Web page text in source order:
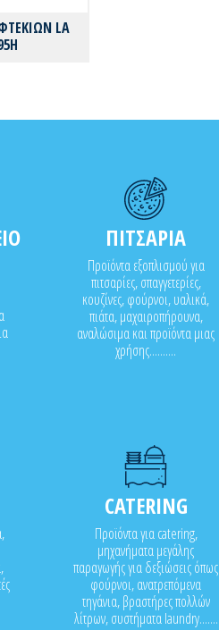
LA
ΠΙΤΣΑΡΙΑ
Προϊόντα εξοπλισμού για
πιτσαρίες, σπαγγετερίες,
κουζίνες, φούρνοι, υαλικά,
πιάτα, μαχαιροπήρουνα,
αναλώσιμα και προϊόντα μιας
χρήσης..........
CATERING
Προϊόντα για catering,
μηχανήματα μεγάλης
παραγωγής για δεξιώσεις όπως
φούρνοι, ανατρεπόμενα
τηγάνια, βραστήρες πολλών
λίτρων, συστήματα laundry.......